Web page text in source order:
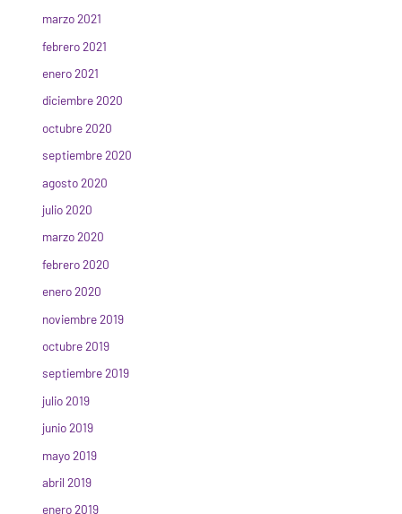
marzo 2021
febrero 2021
enero 2021
diciembre 2020
octubre 2020
septiembre 2020
agosto 2020
julio 2020
marzo 2020
febrero 2020
enero 2020
noviembre 2019
octubre 2019
septiembre 2019
julio 2019
junio 2019
mayo 2019
abril 2019
enero 2019